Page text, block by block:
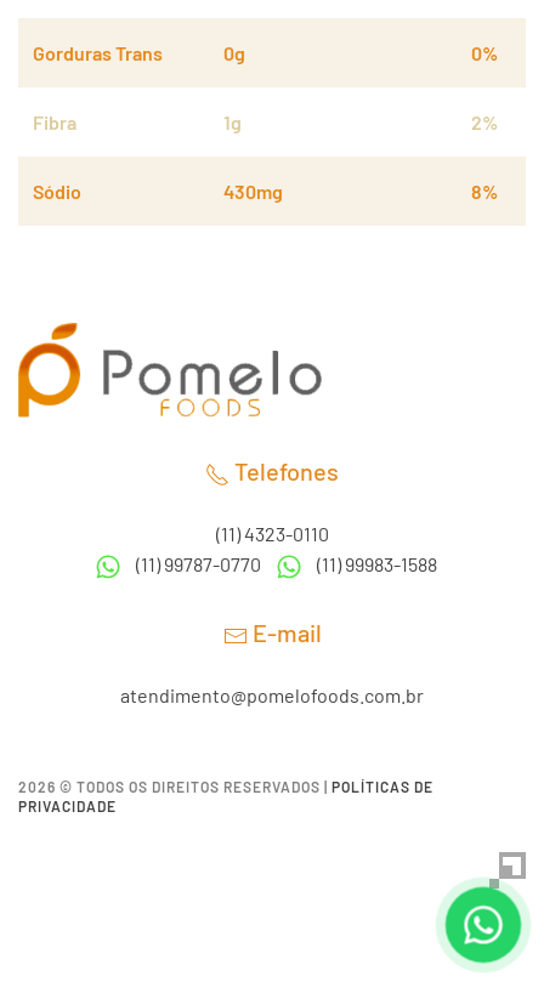
Gorduras Trans 0g 0%
Fibra 1g 2%
Sódio 430mg 8%
Telefones
(11) 4323-0110
(11) 99787-0770
(11) 99983-1588
E-mail
atendimento@pomelofoods.com.br
2026 © TODOS OS DIREITOS RESERVADOS | POLÍTICAS DE
PRIVACIDADE